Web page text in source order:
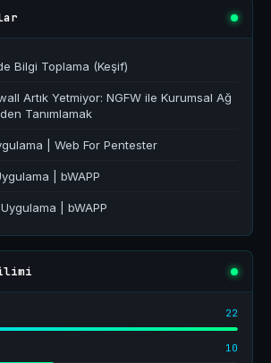
Bilgi Toplama (Keşif)
Artık Yetmiyor: NGFW ile Kurumsal Ağ
Tanımlamak
| Web For Pentester
| bWAPP
| bWAPP
22
10